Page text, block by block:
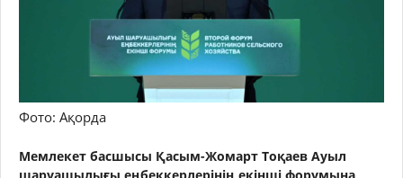
Фото: Ақорда
Мемлекет басшысы Қасым-Жомарт Тоқаев Ауыл
шаруашылығы еңбеккерлерінің екінші форумына